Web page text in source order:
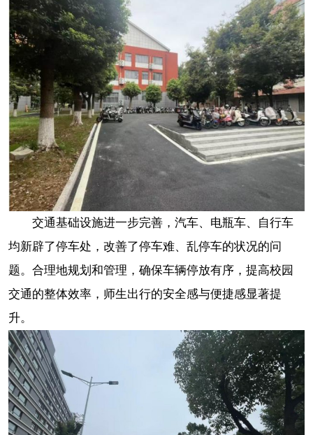
交通基础设施进一步完善，汽车、电瓶车、自行车
均新辟了停车处，改善了停车难、乱停车的状况的问
题。合理地规划和管理，确保车辆停放有序，提高校园
交通的整体效率，师生出行的安全感与便捷感显著提
升。